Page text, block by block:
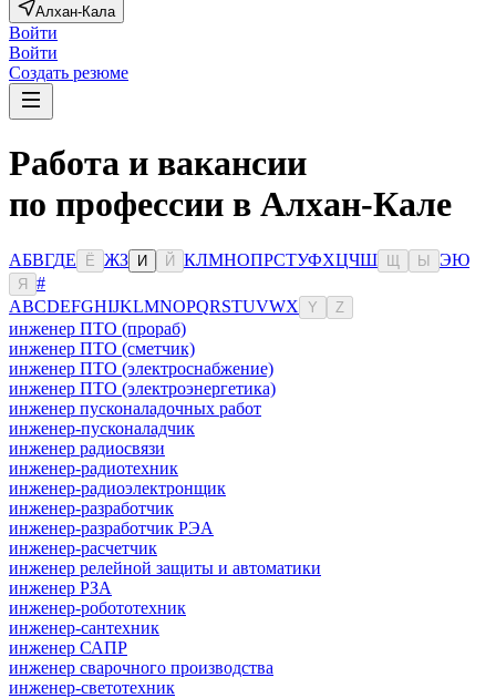
Алхан-Кала
Войти
Войти
Создать резюме
Работа и вакансии
по профессии в Алхан-Кале
АБВГДЕ Ё ЖЗ И Й КЛМНОПРСТУФХЦЧШ Ы ЭЮ
Я
#
ABCDEFGHIJKLMNOPQRSTUVWX Y Z
инженер ПТО (прораб)
инженер ПТО (сметчик)
инженер ПТО (электроснабжение)
инженер ПТО (электроэнергетика)
инженер пусконаладочных работ
инженер-пусконаладчик
инженер радиосвязи
инженер-радиотехник
инженер-радиоэлектронщик
инженер-разработчик
инженер-разработчик РЭА
инженер-расчетчик
инженер релейной защиты и автоматики
инженер РЗА
инженер-робототехник
инженер-сантехник
инженер САПР
инженер сварочного производства
инженер-светотехник